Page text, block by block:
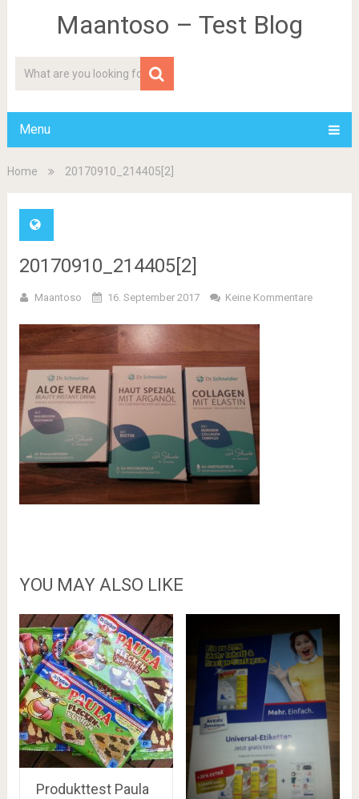
Maantoso – Test Blog
Menu
Home 20170910_214405[2]
20170910_214405[2]
Maantoso 16. September 2017 Keine Kommentare
YOU MAY ALSO LIKE
Produkttest Paula